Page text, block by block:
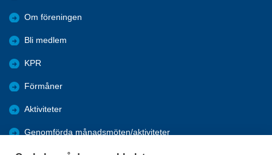
Om föreningen
Bli medlem
KPR
Förmåner
Aktiviteter
Genomförda månadsmöten/aktiviteter